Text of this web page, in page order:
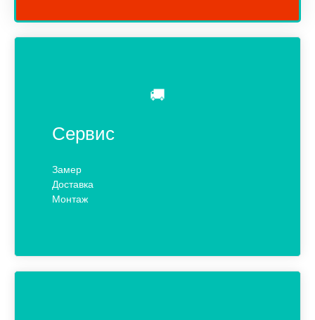
🚚
Сервис
Замер
Доставка
Монтаж